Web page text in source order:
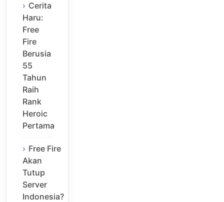
Cerita
Haru:
Free
Fire
Berusia
55
Tahun
Raih
Rank
Heroic
Pertama
Free Fire
Akan
Tutup
Server
Indonesia?